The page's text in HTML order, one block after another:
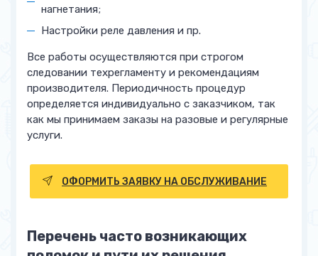
нагнетания;
Настройки реле давления и пр.
Все работы осуществляются при строгом
следовании техрегламенту и рекомендациям
производителя. Периодичность процедур
определяется индивидуально с заказчиком, так
как мы принимаем заказы на разовые и регулярные
услуги.
ОФОРМИТЬ ЗАЯВКУ НА ОБСЛУЖИВАНИЕ
Перечень часто возникающих